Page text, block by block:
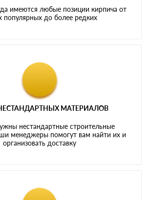
имеются любые позиции кирпича от
популярных до более редких
МАТЕРИАЛОВ
нестандартные строительные
менеджеры помогут вам найти их и
организовать доставку